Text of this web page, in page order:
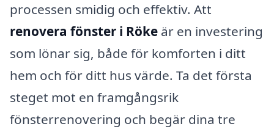
processen smidig och effektiv. Att
renovera fönster i Röke är en investering
som lönar sig, både för komforten i ditt
hem och för ditt hus värde. Ta det första
steget mot en framgångsrik
fönsterrenovering och begär dina tre